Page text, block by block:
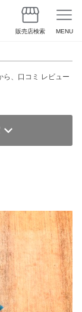
販売店検索 MENU
ら、口コミ レビュー